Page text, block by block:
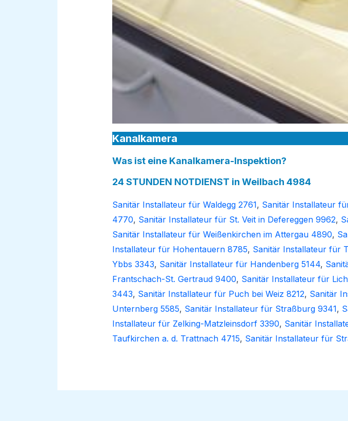
Kanalkamera
Was ist eine Kanalkamera-Inspektion?
24 STUNDEN NOTDIENST in Weilbach 4984
Sanitär Installateur für Waldegg 2761, Sanitär Installateur
4770, Sanitär Installateur für St. Veit in Defereggen 9962,
Sanitär Installateur für Weißenkirchen im Attergau 4890,
Installateur für Hohentauern 8785, Sanitär Installateur für
Ybbs 3343, Sanitär Installateur für Handenberg 5144,
Frantschach-St. Gertraud 9400, Sanitär Installateur für
3443, Sanitär Installateur für Puch bei Weiz 8212, Sanitär
Unternberg 5585, Sanitär Installateur für Straßburg 9341,
Installateur für Zelking-Matzleinsdorf 3390, Sanitär
Taufkirchen a. d. Trattnach 4715, Sanitär Installateur für